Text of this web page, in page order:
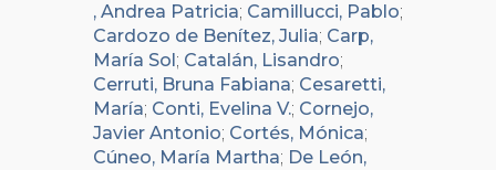
, Andrea Patricia; Camillucci, Pablo;
Cardozo de Benítez, Julia; Carp,
María Sol ; Catalán, Lisandro;
Cerruti, Bruna Fabiana; Cesaretti,
María; Conti, Evelina V.; Cornejo,
Javier Antonio; Cortés, Mónica;
Cúneo, María Martha; De León,